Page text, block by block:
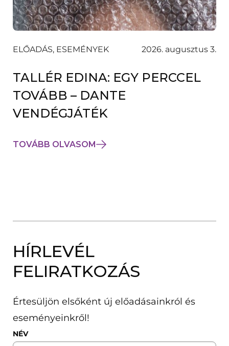
ELŐADÁS, ESEMÉNYEK 2026. augusztus 3.
TALLÉR EDINA: EGY PERCCEL
TOVÁBB – DANTE
VENDÉGJÁTÉK
TOVÁBB OLVASOM
HÍRLEVÉL
FELIRATKOZÁS
Értesüljön elsőként új előadásainkról és
eseményeinkről!
NÉV